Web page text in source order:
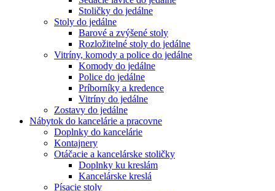
Stoličky do jedálne
Stoly do jedálne
Barové a zvýšené stoly
Rozložitelné stoly do jedálne
Vitríny, komody a police do jedálne
Komody do jedálne
Police do jedálne
Príborníky a kredence
Vitríny do jedálne
Zostavy do jedálne
Nábytok do kancelárie a pracovne
Doplnky do kancelárie
Kontajnery
Otáčacie a kancelárske stoličky
Doplnky ku kreslám
Kancelárske kreslá
Písacie stoly